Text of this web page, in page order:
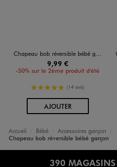
Chapeau bob réversible bébé garçon - LuluCastagnette
9,99 €
-50% sur le 2ème produit d'été
5/5 de moyenne
(14 avis)
AJOUTERAU PANIER
Accueil Bébé
Accessoires garçon
Chapeau bob réversible bébé garçon
390